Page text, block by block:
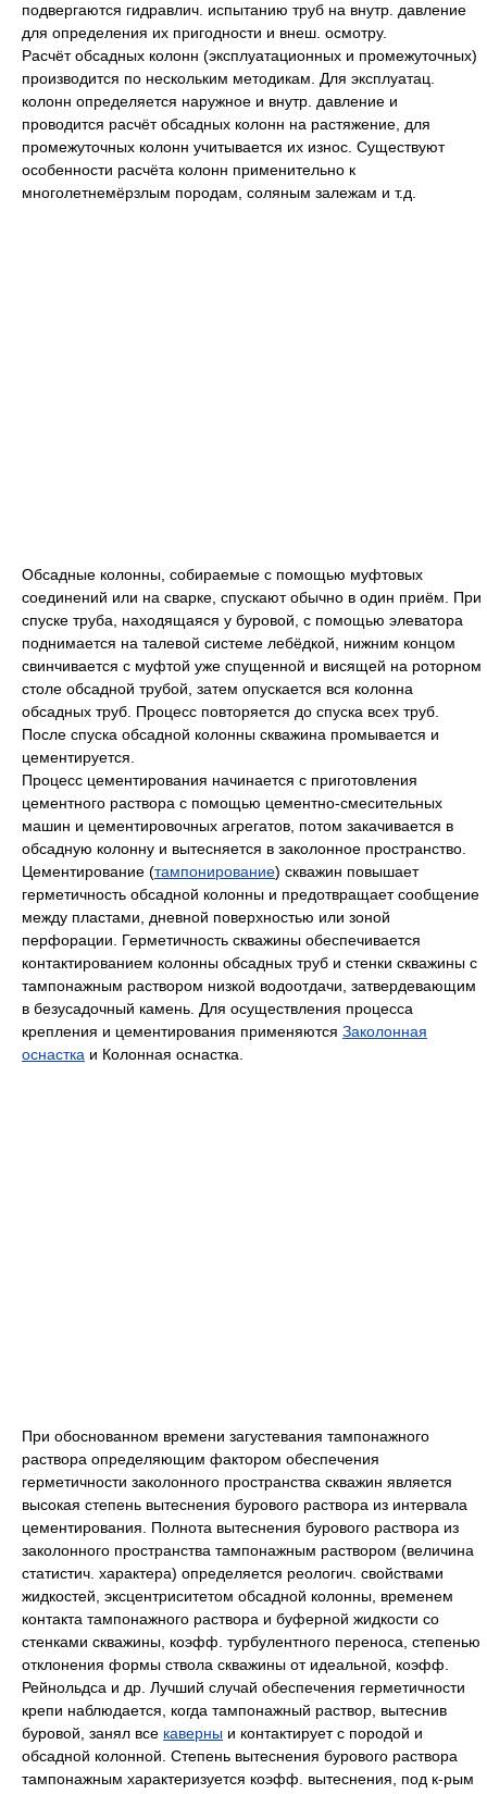
подвергаются гидравлич. испытанию труб на внутр. давление
для определения их пригодности и внеш. осмотру.
Расчёт обсадных колонн (эксплуатационных и промежуточных)
производится по нескольким методикам. Для эксплуатац.
колонн определяется наружное и внутр. давление и
проводится расчёт обсадных колонн на растяжение, для
промежуточных колонн учитывается их износ. Существуют
особенности расчёта колонн применительно к
многолетнемёрзлым породам, соляным залежам и т.д.
Обсадные колонны, собираемые c помощью муфтовых
соединений или на сварке, спускают обычно в один приём. При
спуске труба, находящаяся y буровой, c помощью элеватора
поднимается на талевой системе лебёдкой, нижним концом
свинчивается c муфтой уже спущенной и висящей на роторном
столе обсадной трубой, затем опускается вся колонна
обсадных труб. Процесс повторяется до спуска всех труб.
После спуска обсадной колонны скважина промывается и
цементируется.
Процесс цементирования начинается c приготовления
цементного раствора c помощью цементно-смесительных
машин и цементировочных агрегатов, потом закачивается в
обсадную колонну и вытесняется в заколонное пространство.
Цементирование (тампонирование) скважин повышает
герметичность обсадной колонны и предотвращает сообщение
между пластами, дневной поверхностью или зоной
перфорации. Герметичность скважины обеспечивается
контактированием колонны обсадных труб и стенки скважины c
тампонажным раствором низкой водоотдачи, затвердевающим
в безусадочный камень. Для осуществления процесса
крепления и цементирования применяются Заколонная
оснастка и Колонная оснастка.
При обоснованном времени загустевания тампонажного
раствора определяющим фактором обеспечения
герметичности заколонного пространства скважин является
высокая степень вытеснения бурового раствора из интервала
цементирования. Полнота вытеснения бурового раствора из
заколонного пространства тампонажным раствором (величина
статистич. характера) определяется реологич. свойствами
жидкостей, эксцентриситетом обсадной колонны, временем
контакта тампонажного раствора и буферной жидкости co
стенками скважины, коэфф. турбулентного переноса, степенью
отклонения формы ствола скважины от идеальной, коэфф.
Рейнольдса и др. Лучший случай обеспечения герметичности
крепи наблюдается, когда тампонажный раствор, вытеснив
буровой, занял все каверны и контактирует c породой и
обсадной колонной. Степень вытеснения бурового раствора
тампонажным характеризуется коэфф. вытеснения, под к-рым